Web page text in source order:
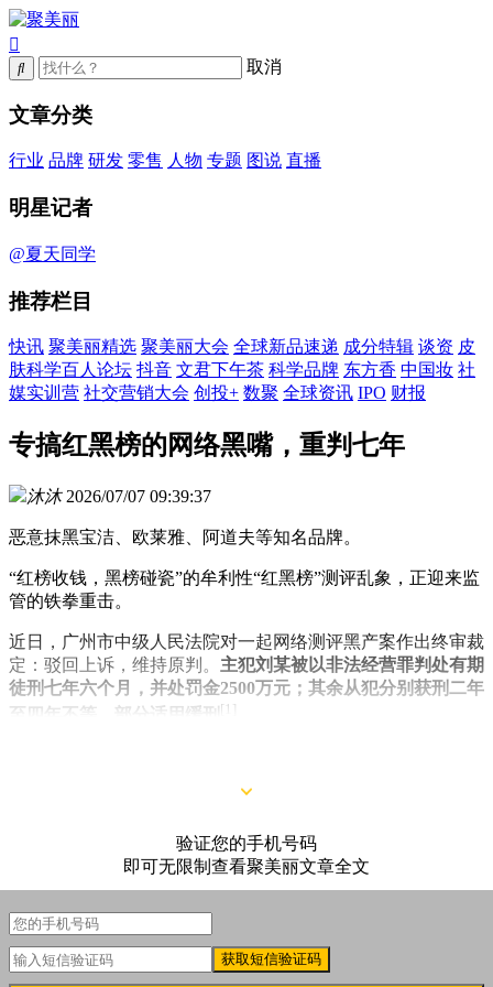
取消
文章分类
行业 品牌 研发 零售 人物 专题 图说 直播
明星记者
@夏天同学
推荐栏目
快讯 聚美丽精选 聚美丽大会 全球新品速递 成分特辑 谈资 皮
肤科学百人论坛 抖音 文君下午茶 科学品牌 东方香 中国妆 社
媒实训营 社交营销大会 创投+ 数聚 全球资讯 IPO 财报
专搞红黑榜的网络黑嘴，重判七年
沐沐 2026/07/07 09:39:37
恶意抹黑宝洁、欧莱雅、阿道夫等知名品牌。
“红榜收钱，黑榜碰瓷”的牟利性“红黑榜”测评乱象，正迎来监
管的铁拳重击。
近日，广州市中级人民法院对一起网络测评黑产案作出终审裁
定：驳回上诉，维持原判。 主犯刘某被以非法经营罪判处有期
徒刑七年六个月，并处罚金2500万元；其余从犯分别获刑二年
[1]
验证您的手机号码
即可无限制查看聚美丽文章全文
获取短信验证码